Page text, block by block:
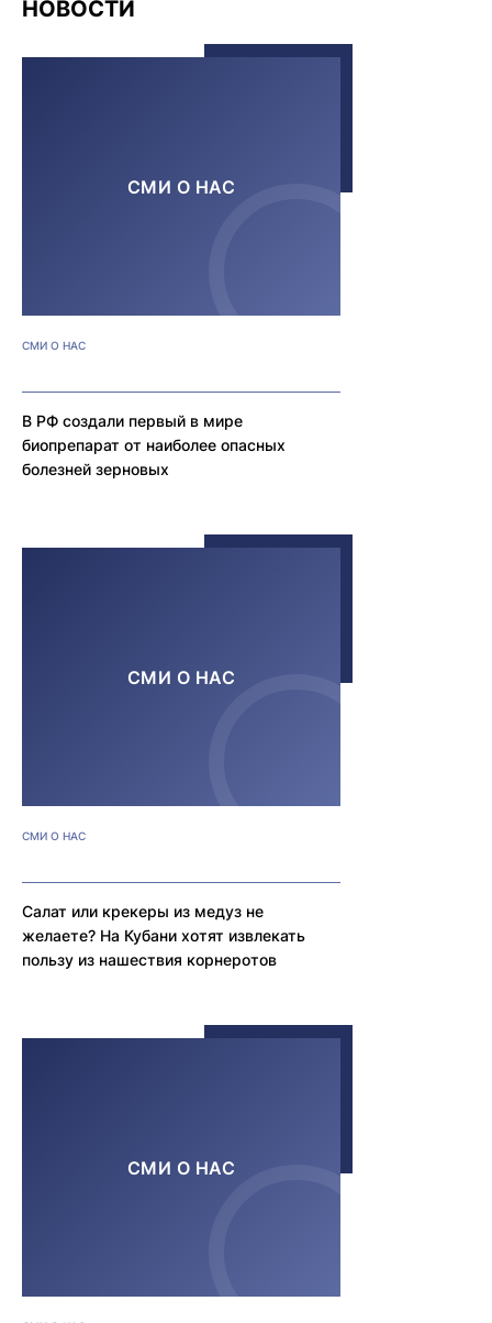
НОВОСТИ
СМИ О НАС
СМИ О НАС
В РФ создали первый в мире
биопрепарат от наиболее опасных
болезней зерновых
СМИ О НАС
СМИ О НАС
Салат или крекеры из медуз не
желаете? На Кубани хотят извлекать
пользу из нашествия корнеротов
СМИ О НАС